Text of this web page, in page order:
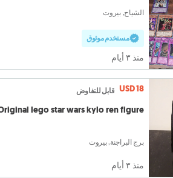
الشياح, بيروت
مستخدم موثوق
منذ ٣ أيام
USD 18 قابل للتفاوض
lego star wars kylo ren figure
برج البراجنة, بيروت
منذ ٣ أيام